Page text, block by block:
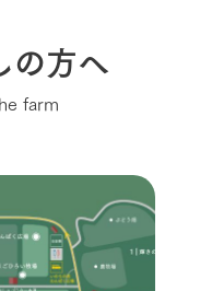
の方へ
farm